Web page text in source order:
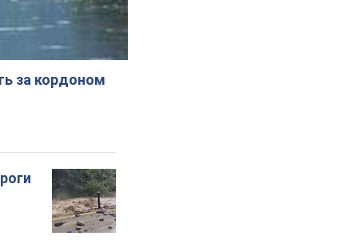
за кордоном